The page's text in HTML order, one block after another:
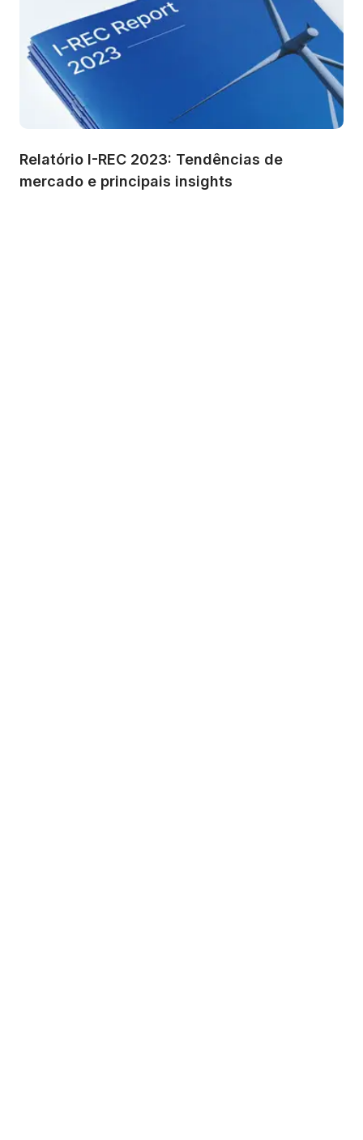
Relatório I-REC 2023: Tendências de
mercado e principais insights